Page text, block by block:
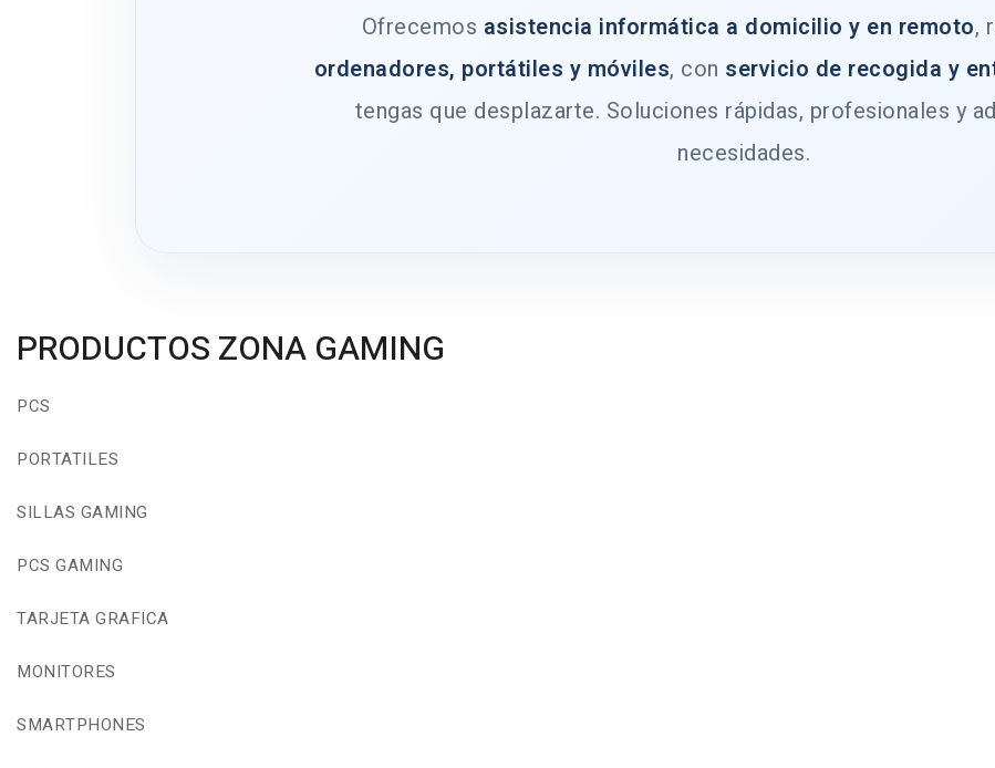
Ofrecemos asistencia informática a domicilio y en remoto,
ordenadores, portátiles y móviles, con servicio de recogida y
tengas que desplazarte. Soluciones rápidas, profesionales y
necesidades.
PRODUCTOS ZONA GAMING
PCS
PORTATILES
SILLAS GAMING
PCS GAMING
TARJETA GRAFICA
MONITORES
SMARTPHONES